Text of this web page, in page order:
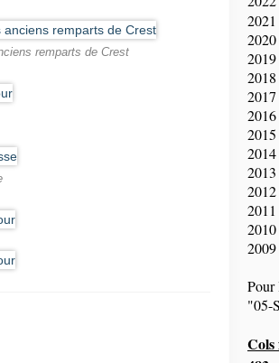
remparts de Crest
Pour
"05-
Cols